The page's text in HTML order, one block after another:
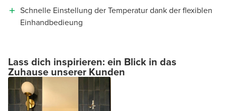
Schnelle Einstellung der Temperatur dank der flexiblen
Einhandbedieung
Lass dich inspirieren: ein Blick in das
Zuhause unserer Kunden